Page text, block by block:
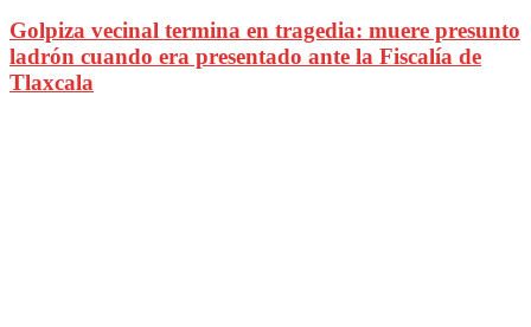
Golpiza vecinal termina en tragedia: muere presunto
ladrón cuando era presentado ante la Fiscalía de
Tlaxcala